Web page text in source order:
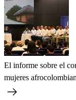
El informe sobre el
mujeres